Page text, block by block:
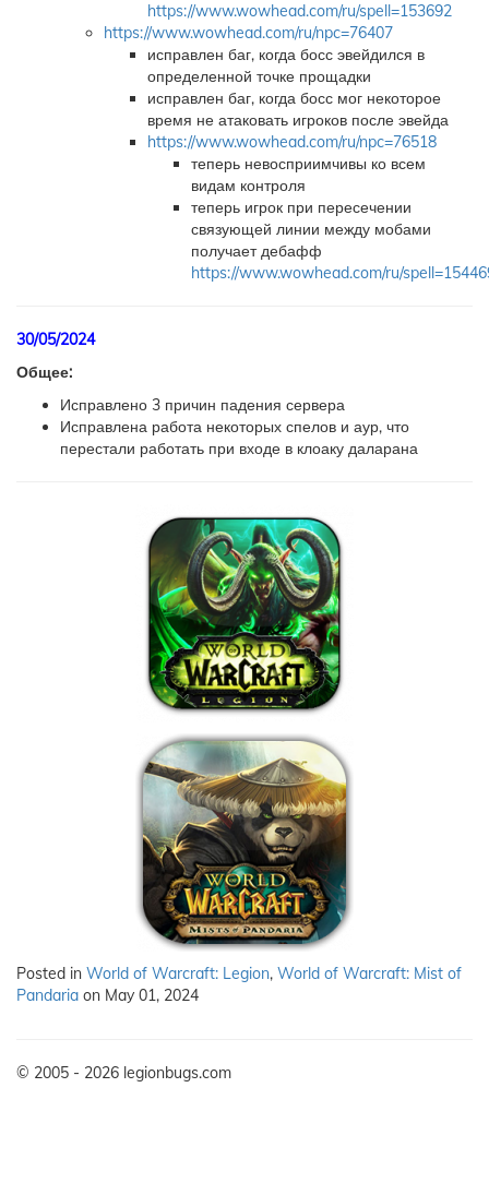
https://www.wowhead.com/ru/spell=153692
https://www.wowhead.com/ru/npc=76407
исправлен баг, когда босс эвейдился в
определенной точке прощадки
исправлен баг, когда босс мог некоторое
время не атаковать игроков после эвейда
https://www.wowhead.com/ru/npc=76518
теперь невосприимчивы ко всем
видам контроля
теперь игрок при пересечении
связующей линии между мобами
получает дебафф
https://www.wowhead.com/ru/
30/05/2024
Общее:
Исправлено 3 причин падения сервера
Исправлена работа некоторых спелов и аур, что
перестали работать при входе в клоаку даларана
Posted in World of Warcraft: Legion, World of Warcraft: Mist of
Pandaria on May 01, 2024
© 2005 - 2026 legionbugs.com